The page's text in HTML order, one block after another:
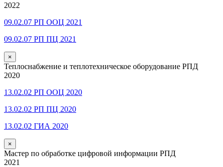
2022
09.02.07 РП ООЦ 2021
09.02.07 РП ПЦ 2021
×
Теплоснабжение и теплотехническое оборудование РПД
2020
13.02.02 РП ООЦ 2020
13.02.02 РП ПЦ 2020
13.02.02 ГИА 2020
×
Мастер по обработке цифровой информации РПД
2021